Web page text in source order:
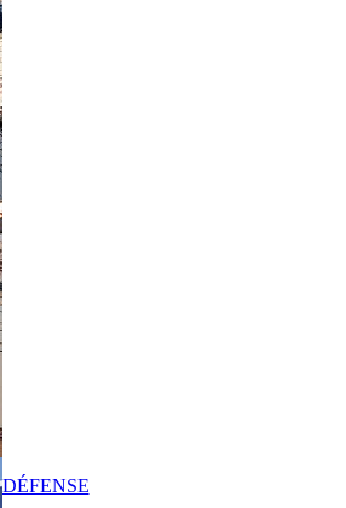
DÉFENSE